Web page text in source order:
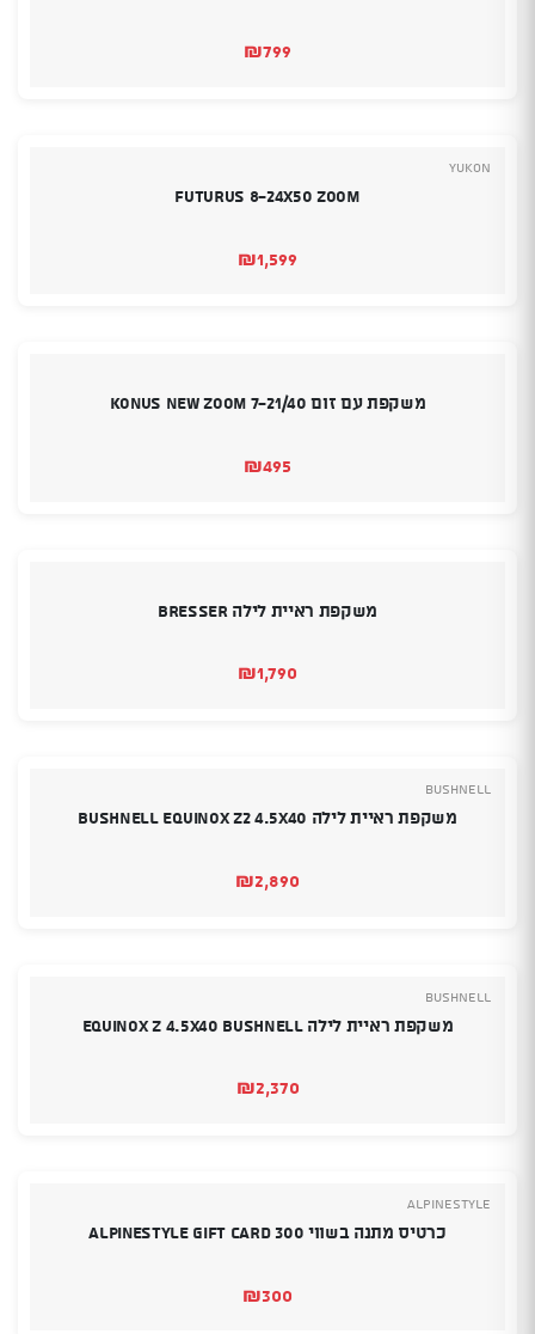
₪799
YUKON
FUTURUS 8-24X50 ZOOM
₪1,599
משקפת עם זום Konus New Zoom 7-21/40
₪495
משקפת ראיית לילה BRESSER
₪1,790
Bushnell
משקפת ראיית לילה BUSHNELL EQUINOX Z2 4.5X40
₪2,890
Bushnell
משקפת ראיית לילה EQUINOX Z 4.5X40 BUSHNELL
₪2,370
Alpinestyle
כרטיס מתנה בשווי 300 Alpinestyle Gift Card
₪300